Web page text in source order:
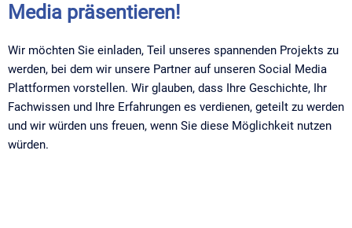
Media präsentieren!
Wir möchten Sie einladen, Teil unseres spannenden Projekts zu
werden, bei dem wir unsere Partner auf unseren Social Media
Plattformen vorstellen. Wir glauben, dass Ihre Geschichte, Ihr
Fachwissen und Ihre Erfahrungen es verdienen, geteilt zu werden
und wir würden uns freuen, wenn Sie diese Möglichkeit nutzen
würden.